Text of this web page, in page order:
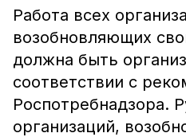
Работа всех
возобновляющих
должна быть
соответствии с
Роспотребнадзора.
организаций,